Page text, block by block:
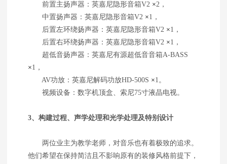
前置主扬声器：英嘉尼隐形音箱V2 ×2，
中置扬声器：英嘉尼隐形音箱V2 ×1，
后置左环绕扬声器：英嘉尼隐形音箱V2 ×1，
后置右环绕扬声器：英嘉尼隐形音箱V2 ×1，
超低音扬声器：英嘉尼有源超低音音箱A-BASS
×1，
AV功放：英嘉尼解码功放HD-500S ×1。
视频设备：数字机顶盒、索尼75寸液晶电视。
3、构建过程、声学处理和光学处理及特别设计
两位业主为教学老师，对音乐也有着极致的追求。
他们希望在保持简洁且不影响原有的装修风格前提下，